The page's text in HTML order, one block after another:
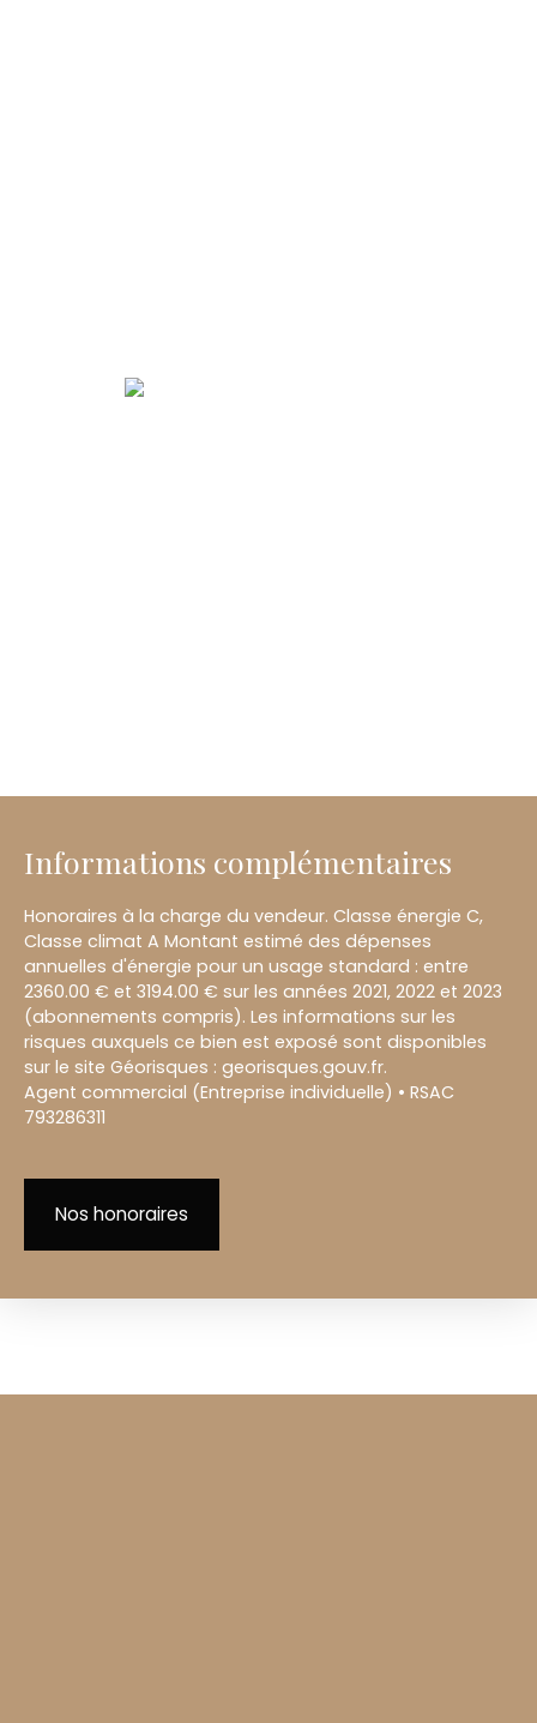
Informations complémentaires
Honoraires à la charge du vendeur. Classe énergie C,
Classe climat A Montant estimé des dépenses
annuelles d'énergie pour un usage standard : entre
2360.00 € et 3194.00 € sur les années 2021, 2022 et 2023
(abonnements compris). Les informations sur les
risques auxquels ce bien est exposé sont disponibles
sur le site Géorisques : georisques.gouv.fr.
Agent commercial (Entreprise individuelle) • RSAC
793286311
Nos honoraires